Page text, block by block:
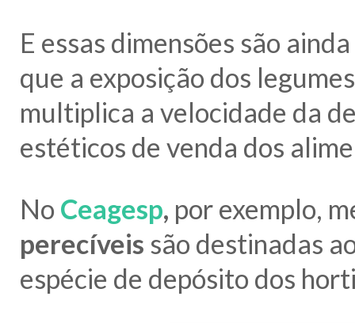
E essas dimensões são
que a exposição dos
multiplica a velocidade da
estéticos de venda dos
No Ceagesp, por exemplo,
perecíveis são destinadas
espécie de depósito dos